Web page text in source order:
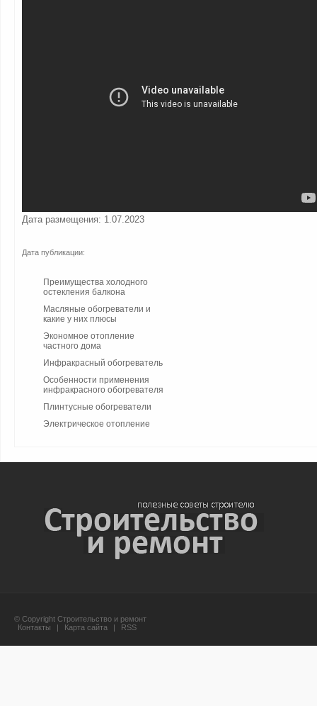
Дата размещения: 1.07.2023
Дата публикации:
Преимущества холодного
остекления балкона
Масляные обогреватели и
какие у них плюсы
Экономное отопление
частного дома
Инфракрасный обогреватель
Особенности применения
инфракрасного обогревателя
Плинтусные обогреватели
Электрическое отопление
© Copyright Строительство и ремонт
Контакты
| Карта сайта | RSS